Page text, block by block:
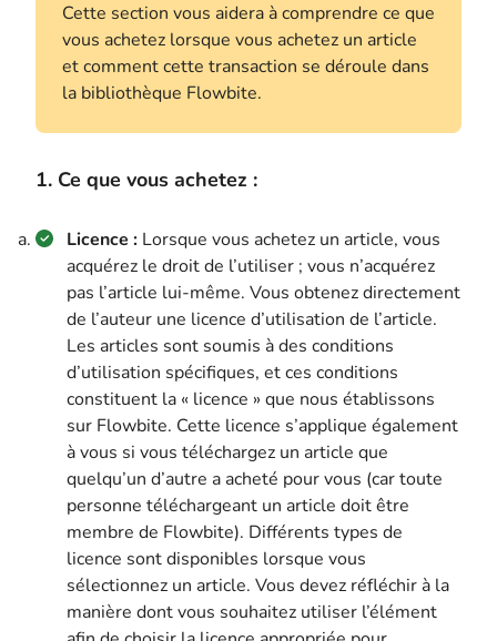
Cette section vous aidera à comprendre ce que
vous achetez lorsque vous achetez un article
et comment cette transaction se déroule dans
la bibliothèque Flowbite.
1. Ce que vous achetez :
Licence : Lorsque vous achetez un article, vous
acquérez le droit de l’utiliser ; vous n’acquérez
pas l’article lui-même. Vous obtenez directement
de l’auteur une licence d’utilisation de l’article.
Les articles sont soumis à des conditions
d’utilisation spécifiques, et ces conditions
constituent la « licence » que nous établissons
sur Flowbite. Cette licence s’applique également
à vous si vous téléchargez un article que
quelqu’un d’autre a acheté pour vous (car toute
personne téléchargeant un article doit être
membre de Flowbite). Différents types de
licence sont disponibles lorsque vous
sélectionnez un article. Vous devez réfléchir à la
manière dont vous souhaitez utiliser l’élément